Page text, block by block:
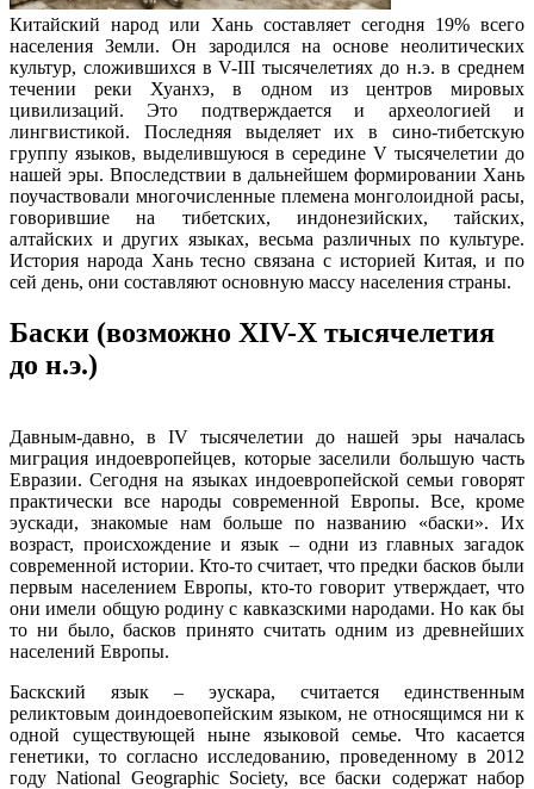
Китайский народ или Хань составляет сегодня 19% всего
населения Земли. Он зародился на основе неолитических
культур, сложившихся в V-III тысячелетиях до н.э. в среднем
течении реки Хуанхэ, в одном из центров мировых
цивилизаций. Это подтверждается и археологией и
лингвистикой. Последняя выделяет их в сино-тибетскую
группу языков, выделившуюся в середине V тысячелетии до
нашей эры. Впоследствии в дальнейшем формировании Хань
поучаствовали многочисленные племена монголоидной расы,
говорившие на тибетских, индонезийских, тайских,
алтайских и других языках, весьма различных по культуре.
История народа Хань тесно связана с историей Китая, и по
сей день, они составляют основную массу населения страны.
Баски (возможно XIV-X тысячелетия
до н.э.)
Давным-давно, в IV тысячелетии до нашей эры началась
миграция индоевропейцев, которые заселили большую часть
Евразии. Сегодня на языках индоевропейской семьи говорят
практически все народы современной Европы. Все, кроме
эускади, знакомые нам больше по названию «баски». Их
возраст, происхождение и язык – одни из главных загадок
современной истории. Кто-то считает, что предки басков были
первым населением Европы, кто-то говорит утверждает, что
они имели общую родину с кавказскими народами. Но как бы
то ни было, басков принято считать одним из древнейших
населений Европы.
Баскский язык – эускара, считается единственным
реликтовым доиндоевопейским языком, не относящимся ни к
одной существующей ныне языковой семье. Что касается
генетики, то согласно исследованию, проведенному в 2012
году National Geographic Society, все баски содержат набор